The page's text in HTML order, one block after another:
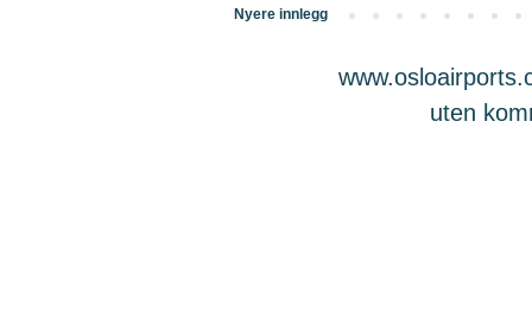
Nyere innlegg
uten